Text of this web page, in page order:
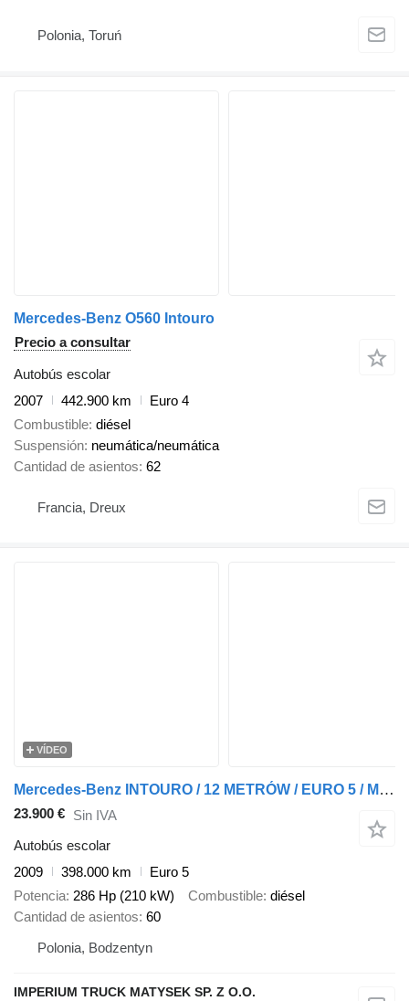
Polonia, Toruń
Mercedes-Benz O560 Intouro
Precio a consultar
Autobús escolar
2007
442.900 km
Euro 4
Combustible diésel
Suspensión neumática/neumática
Cantidad de asientos 62
Francia, Dreux
VÍDEO
Mercedes-Benz INTOURO / 12 METRÓW / EURO 5 / MANUAL / SPROWADZONY
23.900 € Sin IVA
Autobús escolar
2009
398.000 km
Euro 5
Potencia 286 Hp (210 kW) Combustible diésel
Cantidad de asientos 60
Polonia, Bodzentyn
IMPERIUM TRUCK MATYSEK SP. Z O.O.